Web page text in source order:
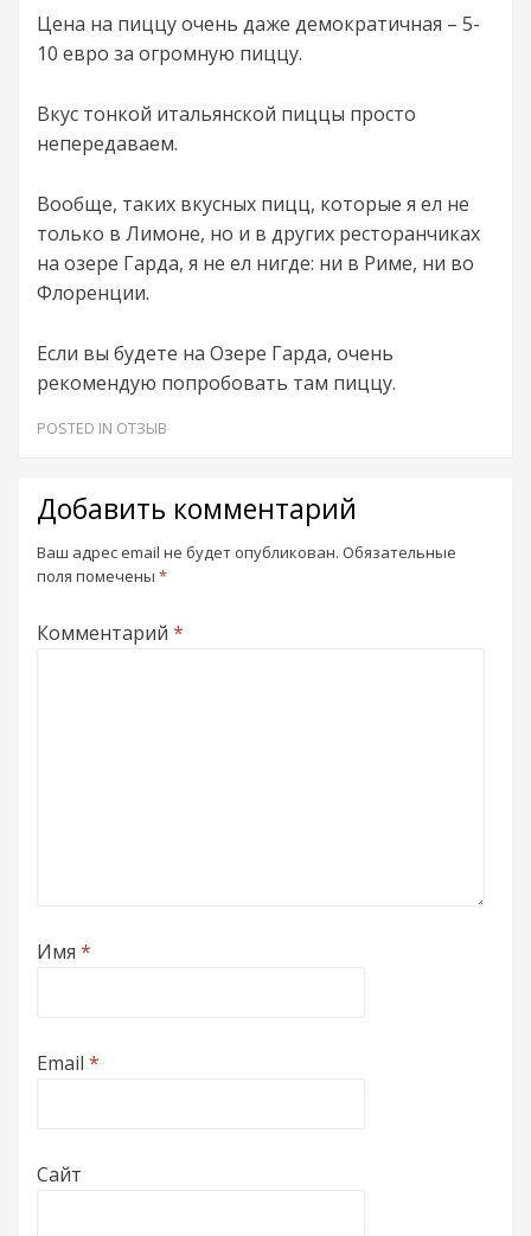
Цена на пиццу очень даже демократичная – 5-
10 евро за огромную пиццу.
Вкус тонкой итальянской пиццы просто
непередаваем.
Вообще, таких вкусных пицц, которые я ел не
только в Лимоне, но и в других ресторанчиках
на озере Гарда, я не ел нигде: ни в Риме, ни во
Флоренции.
Если вы будете на Озере Гарда, очень
рекомендую попробовать там пиццу.
POSTED IN ОТЗЫВ
Добавить комментарий
Ваш адрес email не будет опубликован. Обязательные
поля помечены *
Комментарий *
Имя *
Email *
Сайт